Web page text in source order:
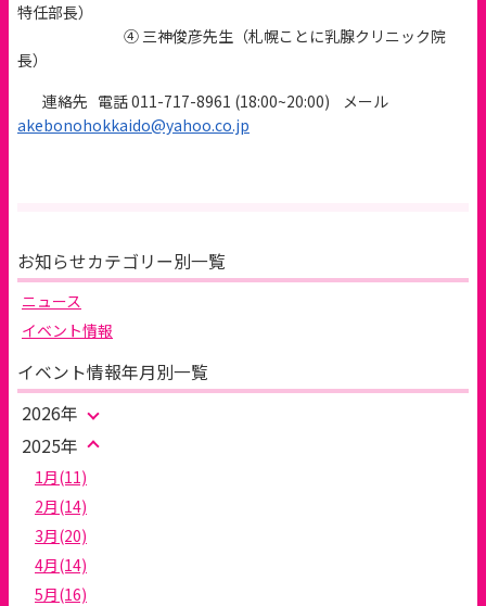
特任部長）
④ 三神俊彦先生（札幌ことに乳腺クリニック院
長）
連絡先 電話 011-717-8961 (18:00~20:00) メール
akebonohokkaido@yahoo.co.jp
お知らせカテゴリー別一覧
ニュース
イベント情報
イベント情報年月別一覧
2026年
2025年
1月(11)
2月(14)
3月(20)
4月(14)
5月(16)